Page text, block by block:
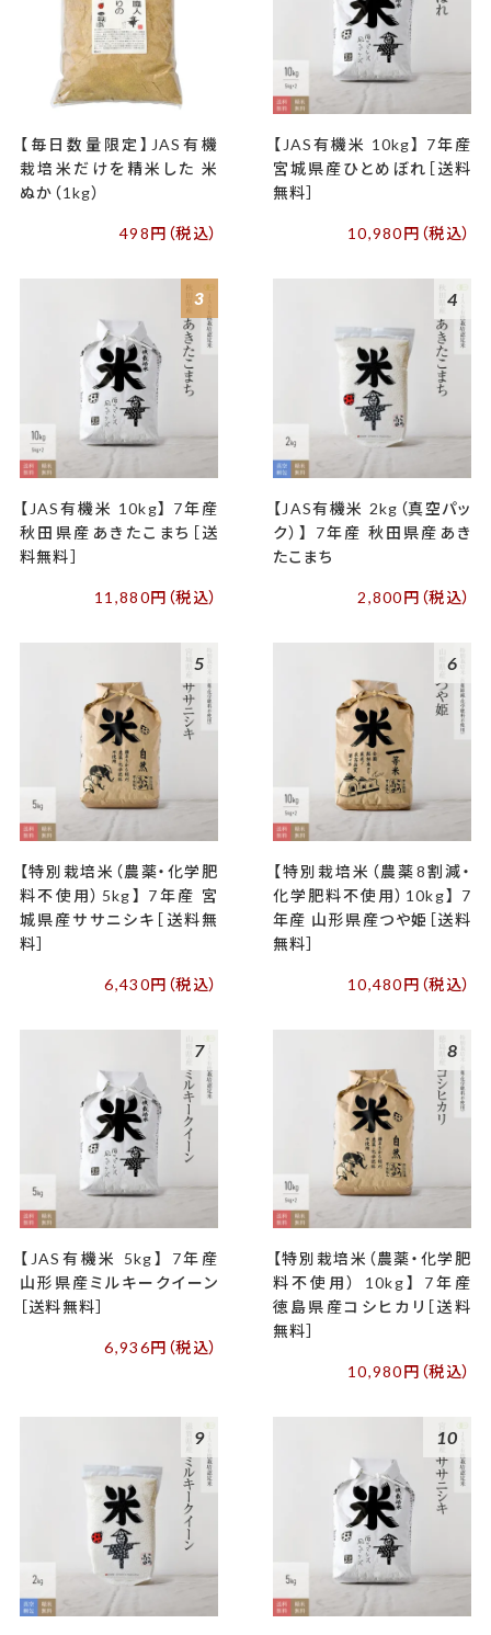
【毎日数量限定】JAS有機
栽培米だけを精米した 米
ぬか（1kg）
498円（税込）
【JAS有機米 10kg】 7年産
宮城県産ひとめぼれ［送料
無料］
10,980円（税込）
3
【JAS有機米 10kg】 7年産
秋田県産あきたこまち［送
料無料］
11,880円（税込）
4
【JAS有機米 2kg（真空パッ
ク）】 7年産 秋田県産あき
たこまち
2,800円（税込）
5
【特別栽培米（農薬・化学肥
料不使用）5kg】 7年産 宮
城県産ササニシキ［送料無
料］
6,430円（税込）
6
【特別栽培米（農薬8割減・
化学肥料不使用）10kg】 7
年産 山形県産つや姫［送料
無料］
10,480円（税込）
7
【JAS有機米 5kg】 7年産
山形県産ミルキークイーン
［送料無料］
6,936円（税込）
8
【特別栽培米（農薬・化学肥
料不使用） 10kg】 7年産
徳島県産コシヒカリ［送料
無料］
10,980円（税込）
9 10